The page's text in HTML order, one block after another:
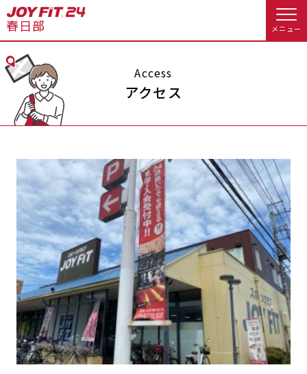
メニュー
店舗トップ
会員様へのお知らせ スタジオプログラム情報
予約する 休会お手続き
オプション料金 アクセス
店舗情報・サービス よくあるご質問
店舗へのお問い合わせ
入会のお手続きをする
入会するトップ
クレジットカードで入会する料金・サービス等詳しく見る
入会を悩まれている方へトップ
キャンペーン 料金のご案内
アクセス 店舗情報・サービス
JOYFIT総合トップ JOYFIT
JOYFIT24 JOYFIT YOGA
Access
アクセス